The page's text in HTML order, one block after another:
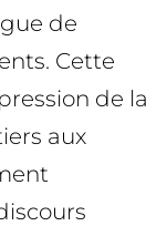
de
Cette
de la
aux